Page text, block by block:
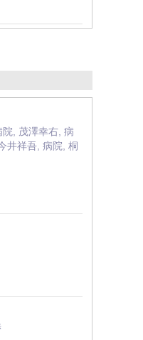
, 茂澤幸右, 病
井祥吾, 病院, 桐